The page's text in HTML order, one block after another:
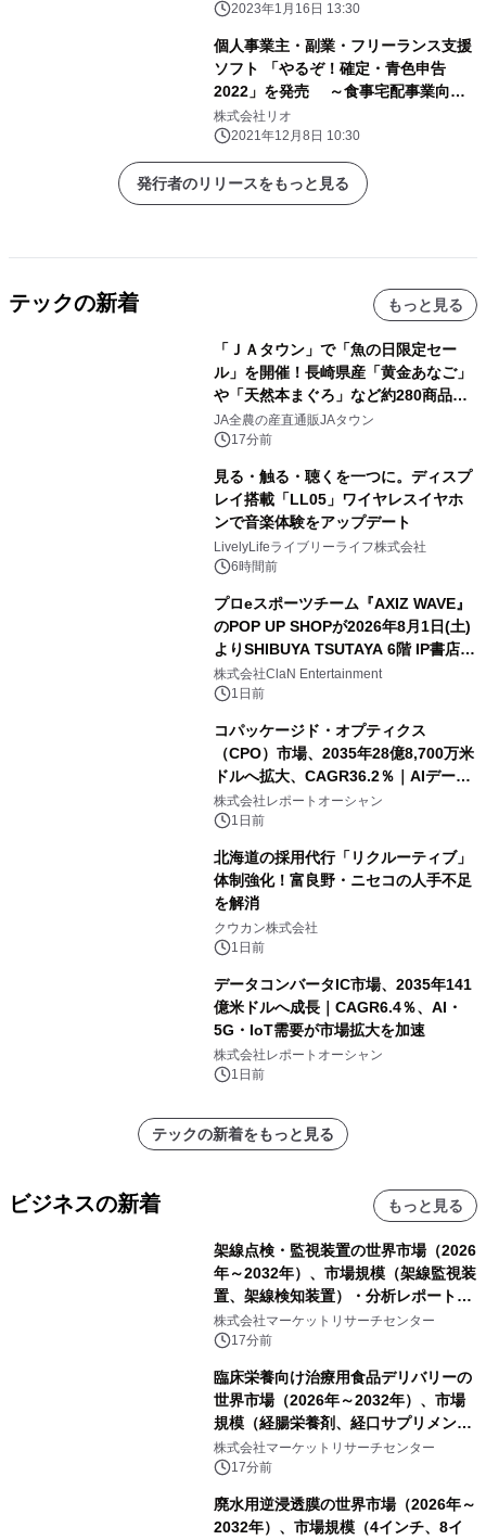
2023年1月16日 13:30
個人事業主・副業・フリーランス支援
ソフト 「やるぞ！確定・青色申告
2022」を発売 ～食事宅配事業向け
のコーナーを新たに追加～
株式会社リオ
2021年12月8日 10:30
発行者のリリースをもっと見る
テックの新着 もっと見る
「ＪＡタウン」で「魚の日限定セー
ル」を開催！長崎県産「黄金あなご」
や「天然本まぐろ」など約280商品を
販売！～毎月１０日の定例企画～
JA全農の産直通販JAタウン
17分前
見る・触る・聴くを一つに。ディスプ
レイ搭載「LL05」ワイヤレスイヤホ
ンで音楽体験をアップデート
LivelyLifeライブリーライフ株式会社
6時間前
プロeスポーツチーム『AXIZ WAVE』
のPOP UP SHOPが2026年8月1日(土)
よりSHIBUYA TSUTAYA 6階 IP書店で
開催決定！！
株式会社ClaN Entertainment
1日前
コパッケージド・オプティクス
（CPO）市場、2035年28億8,700万米
ドルへ拡大、CAGR36.2％｜AIデータ
センター・高速光通信需要が成長を加
速
株式会社レポートオーシャン
1日前
北海道の採用代行「リクルーティブ」
体制強化！富良野・ニセコの人手不足
を解消
クウカン株式会社
1日前
データコンバータIC市場、2035年141
億米ドルへ成長｜CAGR6.4％、AI・
5G・IoT需要が市場拡大を加速
株式会社レポートオーシャン
1日前
テックの新着をもっと見る
ビジネスの新着 もっと見る
架線点検・監視装置の世界市場（2026
年～2032年）、市場規模（架線監視装
置、架線検知装置）・分析レポートを
発表
株式会社マーケットリサーチセンター
17分前
臨床栄養向け治療用食品デリバリーの
世界市場（2026年～2032年）、市場
規模（経腸栄養剤、経口サプリメン
ト）・分析レポートを発表
株式会社マーケットリサーチセンター
17分前
廃水用逆浸透膜の世界市場（2026年～
2032年）、市場規模（4インチ、8イ